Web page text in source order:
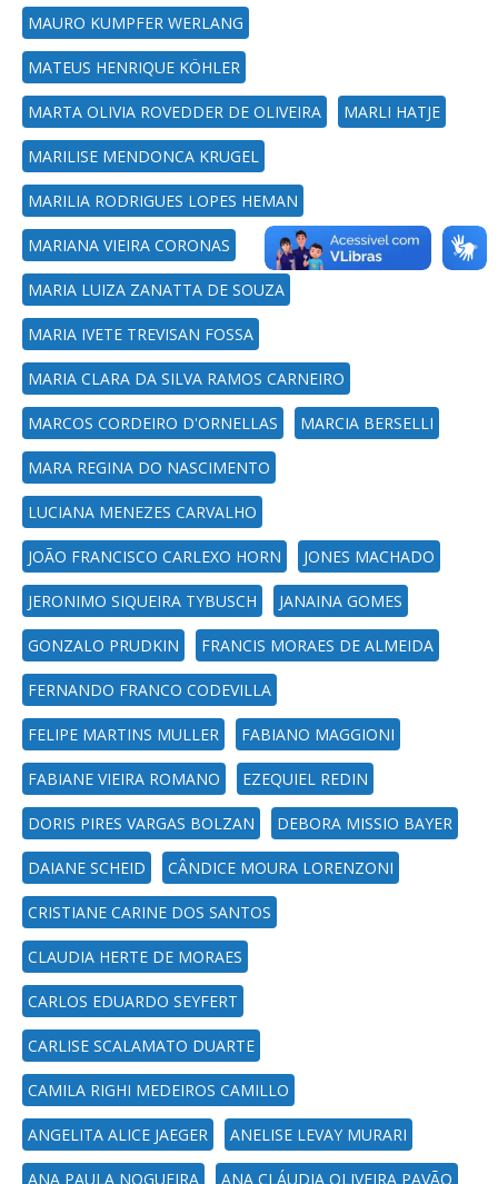
MAURO KUMPFER WERLANG
MATEUS HENRIQUE KÖHLER
MARTA OLIVIA ROVEDDER DE OLIVEIRA MARLI HATJE
MARILISE MENDONCA KRUGEL
MARILIA RODRIGUES LOPES HEMAN
MARIANA VIEIRA CORONAS
MARIA LUIZA ZANATTA DE SOUZA
MARIA IVETE TREVISAN FOSSA
MARIA CLARA DA SILVA RAMOS CARNEIRO
MARCOS CORDEIRO D'ORNELLAS MARCIA BERSELLI
MARA REGINA DO NASCIMENTO
LUCIANA MENEZES CARVALHO
JOÃO FRANCISCO CARLEXO HORN JONES MACHADO
JERONIMO SIQUEIRA TYBUSCH JANAINA GOMES
GONZALO PRUDKIN FRANCIS MORAES DE ALMEIDA
FERNANDO FRANCO CODEVILLA
FELIPE MARTINS MULLER FABIANO MAGGIONI
FABIANE VIEIRA ROMANO EZEQUIEL REDIN
DORIS PIRES VARGAS BOLZAN DEBORA MISSIO BAYER
DAIANE SCHEID CÂNDICE MOURA LORENZONI
CRISTIANE CARINE DOS SANTOS
CLAUDIA HERTE DE MORAES
CARLOS EDUARDO SEYFERT
CARLISE SCALAMATO DUARTE
CAMILA RIGHI MEDEIROS CAMILLO
ANGELITA ALICE JAEGER ANELISE LEVAY MURARI
ANA PAULA NOGUEIRA ANA CLÁUDIA OLIVEIRA PAVÃO